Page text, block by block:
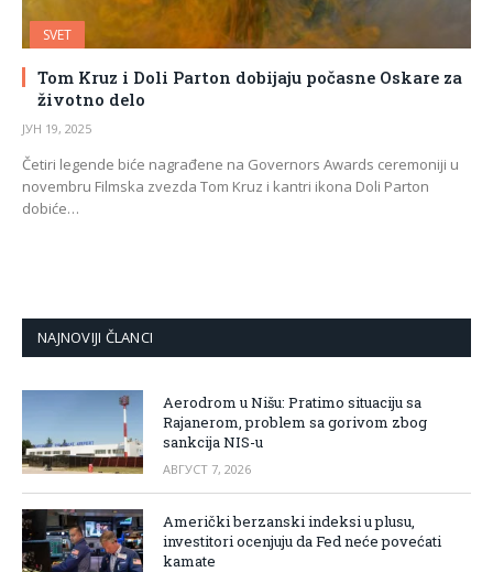
SVET
Tom Kruz i Doli Parton dobijaju počasne Oskare za
životno delo
ЈУН 19, 2025
Četiri legende biće nagrađene na Governors Awards ceremoniji u
novembru Filmska zvezda Tom Kruz i kantri ikona Doli Parton
dobiće…
NAJNOVIJI ČLANCI
Aerodrom u Nišu: Pratimo situaciju sa
Rajanerom, problem sa gorivom zbog
sankcija NIS-u
АВГУСТ 7, 2026
Američki berzanski indeksi u plusu,
investitori ocenjuju da Fed neće povećati
kamate